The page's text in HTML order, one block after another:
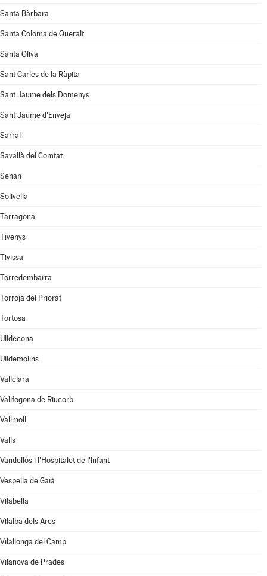
Santa Bàrbara
Santa Coloma de Queralt
Santa Oliva
Sant Carles de la Ràpita
Sant Jaume dels Domenys
Sant Jaume d'Enveja
Sarral
Savallà del Comtat
Senan
Solivella
Tarragona
Tivenys
Tivissa
Torredembarra
Torroja del Priorat
Tortosa
Ulldecona
Ulldemolins
Vallclara
Vallfogona de Riucorb
Vallmoll
Valls
Vandellòs i l'Hospitalet de l'Infant
Vespella de Gaià
Vilabella
Vilalba dels Arcs
Vilallonga del Camp
Vilanova de Prades